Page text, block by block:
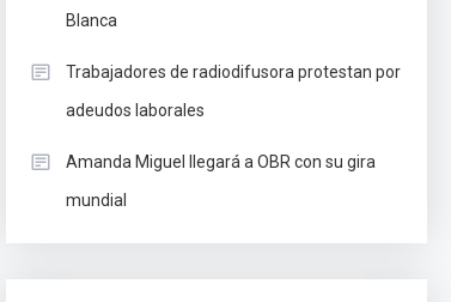
Blanca
Trabajadores de radiodifusora protestan por
adeudos laborales
Amanda Miguel llegará a OBR con su gira
mundial